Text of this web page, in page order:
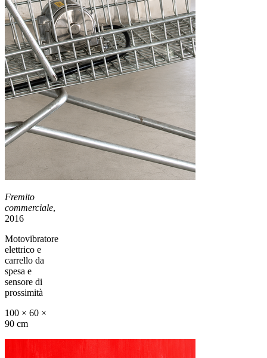
Fremito
commerciale,
2016
Motovibratore
elettrico e
carrello da
spesa e
sensore di
prossimità
100 × 60 ×
90 cm